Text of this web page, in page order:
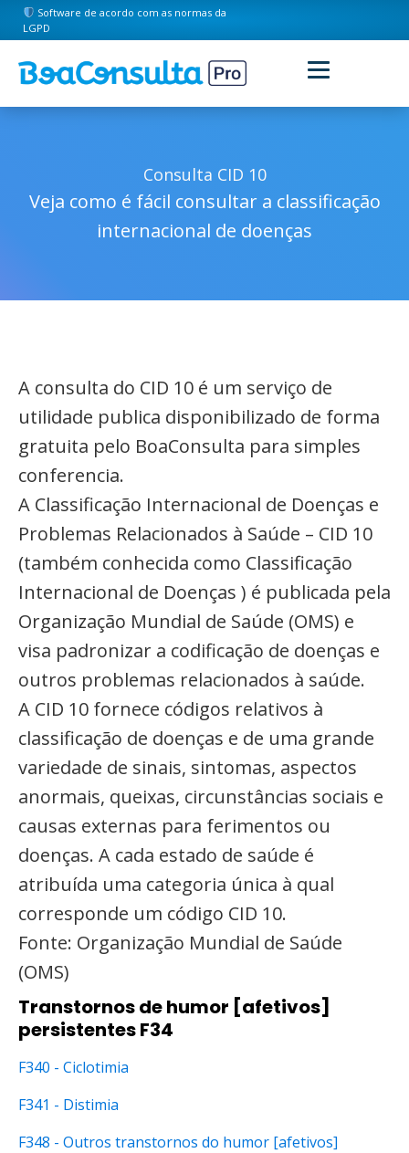
Software de acordo com as normas da
LGPD
Consulta CID 10
Veja como é fácil consultar a classificação
internacional de doenças
A consulta do CID 10 é um serviço de
utilidade publica disponibilizado de forma
gratuita pelo BoaConsulta para simples
conferencia.
A Classificação Internacional de Doenças e
Problemas Relacionados à Saúde – CID 10
(também conhecida como Classificação
Internacional de Doenças ) é publicada pela
Organização Mundial de Saúde (OMS) e
visa padronizar a codificação de doenças e
outros problemas relacionados à saúde.
A CID 10 fornece códigos relativos à
classificação de doenças e de uma grande
variedade de sinais, sintomas, aspectos
anormais, queixas, circunstâncias sociais e
causas externas para ferimentos ou
doenças. A cada estado de saúde é
atribuída uma categoria única à qual
corresponde um código CID 10.
Fonte: Organização Mundial de Saúde
(OMS)
Transtornos de humor [afetivos]
persistentes F34
F340 - Ciclotimia
F341 - Distimia
F348 - Outros transtornos do humor [afetivos]